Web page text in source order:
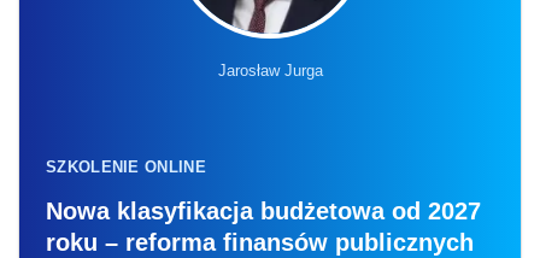
Jarosław Jurga
SZKOLENIE ONLINE
Nowa klasyfikacja budżetowa od 2027
roku – reforma finansów publicznych